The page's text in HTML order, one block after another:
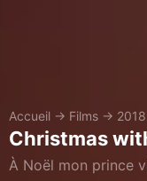
Accueil → Films → 2018
Christmas
À Noël mon prince